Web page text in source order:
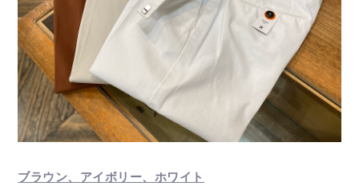
ブラウン、アイボリー、ホワイト